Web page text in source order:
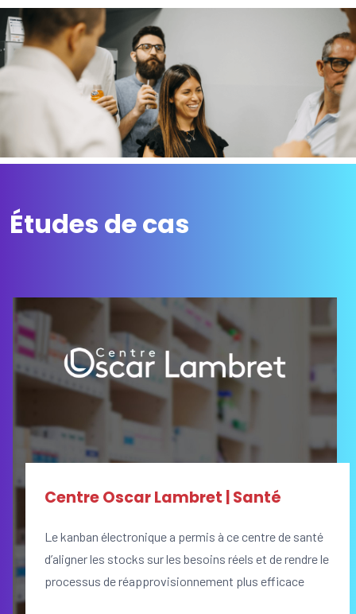
Études de cas
Centre Oscar Lambret | Santé
Le kanban électronique a permis à ce centre de santé
d’aligner les stocks sur les besoins réels et de rendre le
processus de réapprovisionnement plus efficace